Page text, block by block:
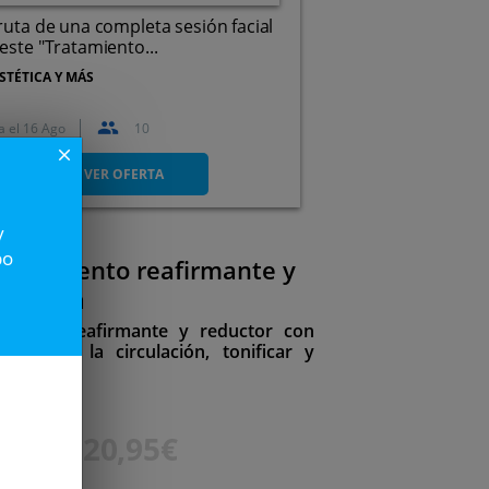
de una completa sesión facial
"Tratamiento...
Y MÁS
Paseo de Zorrilla, 119, 47008.
Valladolid.
el 16 Ago 10
VER OFERTA
reafirmante y
reafirmante y reductor con
mejorar la circulación, tonificar y
close